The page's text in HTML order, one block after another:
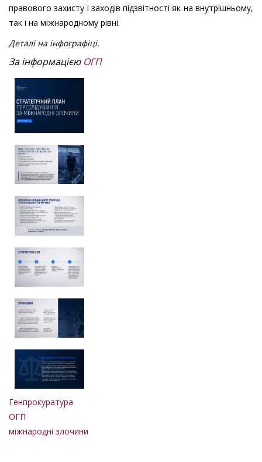
правового захисту і заходів підзвітності як на внутрішньому,
так і на міжнародному рівні.
Деталі на інфографіці.
За інформацією ОГП
Генпрокуратура
ОГП
міжнародні злочини